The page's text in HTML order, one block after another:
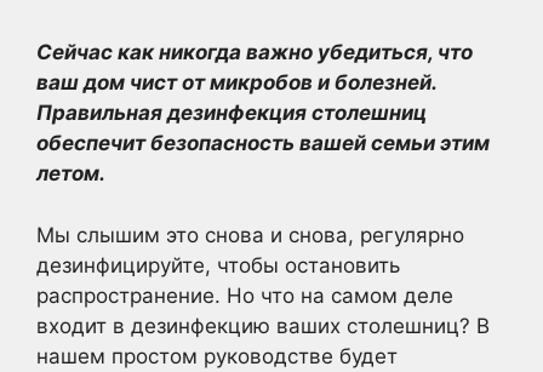
Сейчас как никогда важно убедиться, что
ваш дом чист от микробов и болезней.
Правильная дезинфекция столешниц
обеспечит безопасность вашей семьи этим
летом.
Мы слышим это снова и снова, регулярно
дезинфицируйте, чтобы остановить
распространение. Но что на самом деле
входит в дезинфекцию ваших столешниц? В
нашем простом руководстве будет